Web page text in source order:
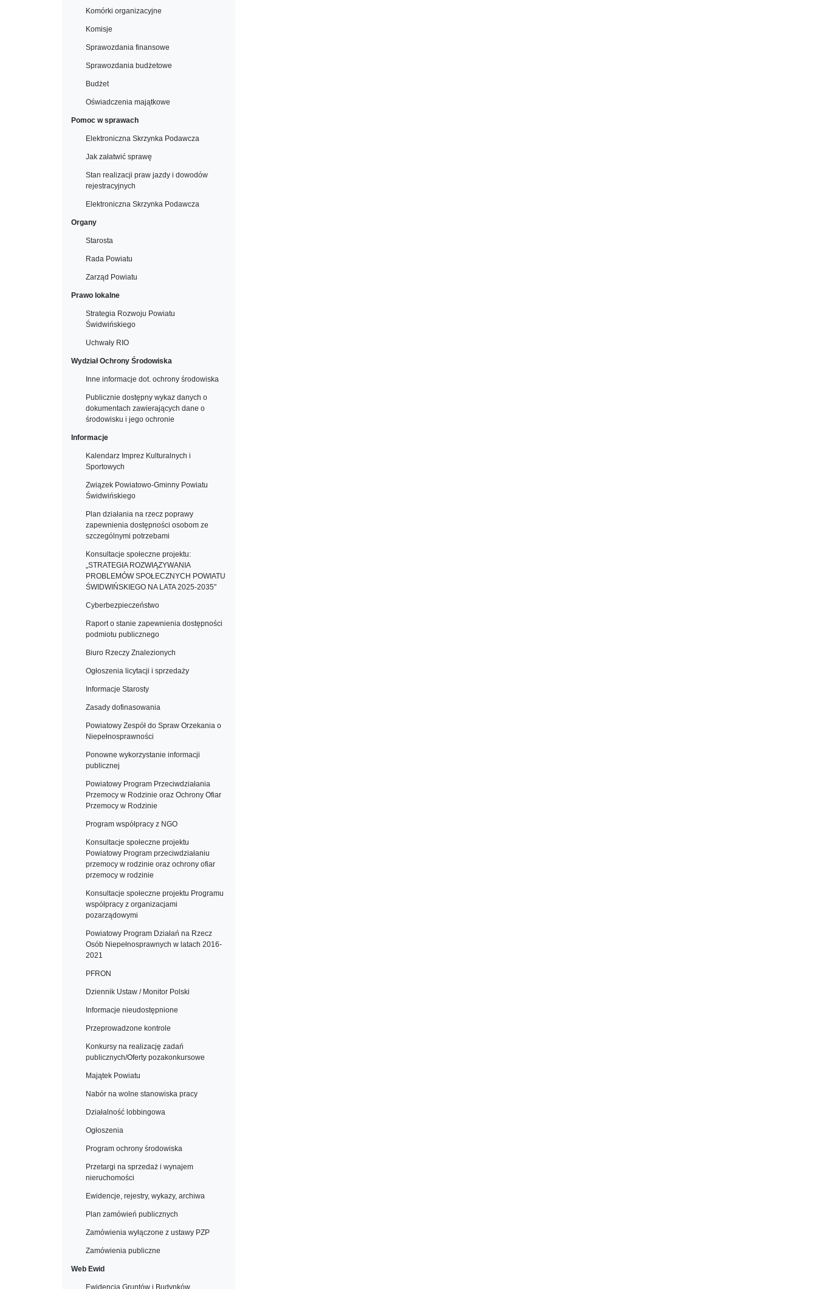
Komórki organizacyjne
Komisje
Sprawozdania finansowe
Sprawozdania budżetowe
Budżet
Oświadczenia majątkowe
Pomoc w sprawach
Elektroniczna Skrzynka Podawcza
Jak załatwić sprawę
Stan realizacji praw jazdy i dowodów
rejestracyjnych
Elektroniczna Skrzynka Podawcza
Organy
Starosta
Rada Powiatu
Zarząd Powiatu
Prawo lokalne
Strategia Rozwoju Powiatu
Świdwińskiego
Uchwały RIO
Wydział Ochrony Środowiska
Inne informacje dot. ochrony środowiska
Publicznie dostępny wykaz danych o
dokumentach zawierających dane o
środowisku i jego ochronie
Informacje
Kalendarz Imprez Kulturalnych i
Sportowych
Związek Powiatowo-Gminny Powiatu
Świdwińskiego
Plan działania na rzecz poprawy
zapewnienia dostępności osobom ze
szczególnymi potrzebami
Konsultacje społeczne projektu:
„STRATEGIA ROZWIĄZYWANIA
PROBLEMÓW SPOŁECZNYCH POWIATU
ŚWIDWIŃSKIEGO NA LATA 2025-2035"
Cyberbezpieczeństwo
Raport o stanie zapewnienia dostępności
podmiotu publicznego
Biuro Rzeczy Znalezionych
Ogłoszenia licytacji i sprzedaży
Informacje Starosty
Zasady dofinasowania
Powiatowy Zespół do Spraw Orzekania o
Niepełnosprawności
Ponowne wykorzystanie informacji
publicznej
Powiatowy Program Przeciwdziałania
Przemocy w Rodzinie oraz Ochrony Ofiar
Przemocy w Rodzinie
Program współpracy z NGO
Konsultacje społeczne projektu
Powiatowy Program przeciwdziałaniu
przemocy w rodzinie oraz ochrony ofiar
przemocy w rodzinie
Konsultacje społeczne projektu Programu
współpracy z organizacjami
pozarządowymi
Powiatowy Program Działań na Rzecz
Osób Niepełnosprawnych w latach 2016-
2021
PFRON
Dziennik Ustaw / Monitor Polski
Informacje nieudostępnione
Przeprowadzone kontrole
Konkursy na realizację zadań
publicznych/Oferty pozakonkursowe
Majątek Powiatu
Nabór na wolne stanowiska pracy
Działalność lobbingowa
Ogłoszenia
Program ochrony środowiska
Przetargi na sprzedaż i wynajem
nieruchomości
Ewidencje, rejestry, wykazy, archiwa
Plan zamówień publicznych
Zamówienia wyłączone z ustawy PZP
Zamówienia publiczne
Web Ewid
Ewidencja Gruntów i Budynków